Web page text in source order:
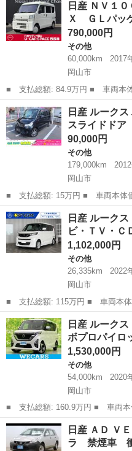
スター Ｇターボプロパイロッ
ウンドビ...
日産 ＮＶ１
Ｘ ＧＬパ
790,000円
その他
60,000km
2017
岡山市
■ 支払総額: 84.9万円 ■ 車両本体価格： 790,000 円 ■ メーカー
名： 日産 ■ 車種名： ＮＶ１０
名： ６６０ ＤＸ ＧＬパッケ
外ストラーダメ...
岡山 岡山市 その他
日産 ルーク
スライドド
90,000円
その他
179,000km
岡山市
■ 支払総額: 15万円 ■ 車両本体価格： 90,000 円 ■ メーカー
名： 日産 ■ 車種名： ルーク
ター 左側パワースライドドア
Ｗ スマートキー ...
岡山 岡山市 その他
日産 ルーク
ビ・ＴＶ・Ｃ
1,102,000円
その他
26,335km
2022
岡山市
■ 支払総額: 115万円 ■ 車両本体価格： 1,102,000 円 ■ メーカー
名： 日産 ■ 車種名： ルーク
付・禁煙車・ナビ・ＴＶ・ＣＤ・
ウンドビュ...
岡山 岡山市 その他
日産 ルーク
ボプロパイ
1,530,000円
その他
54,000km
2020
岡山市
■ 支払総額: 160.9万円 ■ 車両本体価格： 1,530,000 円 ■ メーカ
ー名： 日産 ■ 車種名： ルー
ウェイスターＧターボプロパイ
正 ９イ...
岡山 岡山市 その他
日産 ＡＤ
ラ 禁煙車